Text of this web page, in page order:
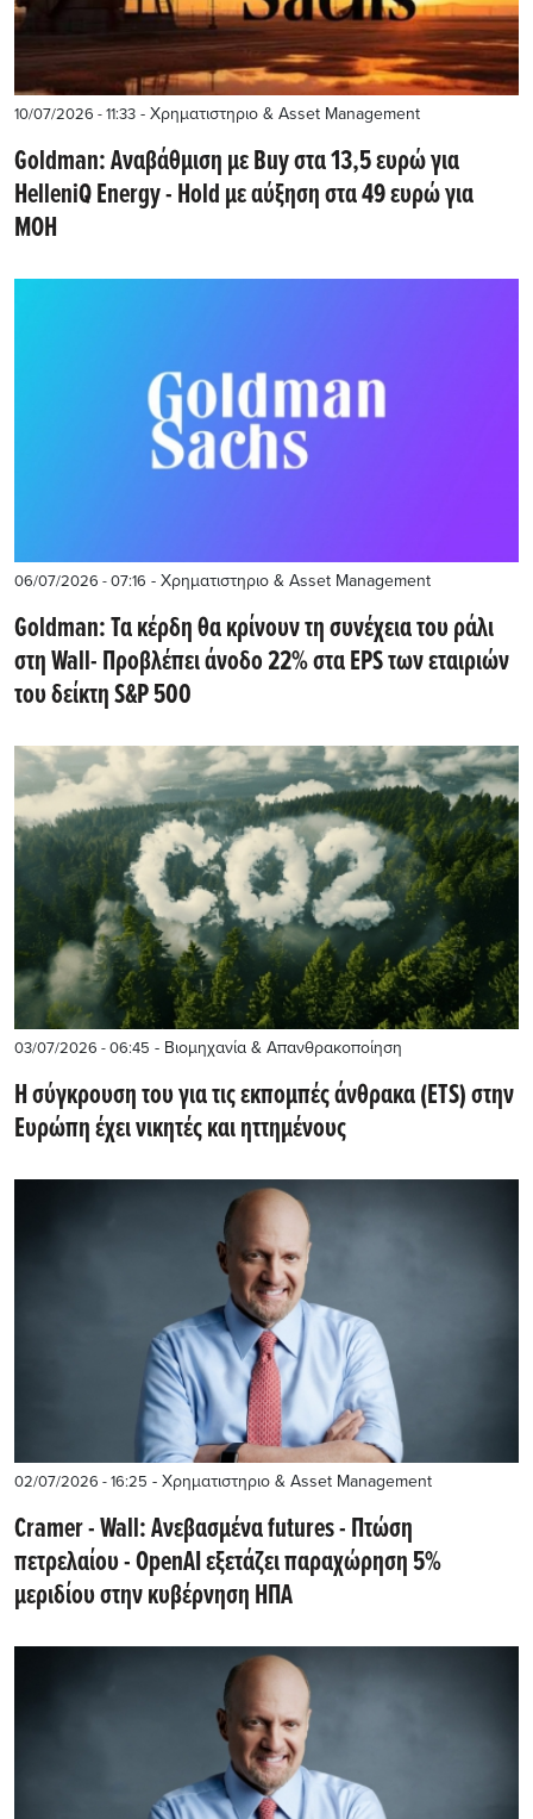
10/07/2026 - 11:33 - Χρηματιστηριο & Asset Management
Goldman: Αναβάθμιση με Buy στα 13,5 ευρώ για
HelleniQ Energy - Hold με αύξηση στα 49 ευρώ για
MOH
06/07/2026 - 07:16 - Χρηματιστηριο & Asset Management
Goldman: Τα κέρδη θα κρίνουν τη συνέχεια του ράλι
στη Wall- Προβλέπει άνοδο 22% στα EPS των εταιριών
του δείκτη S&P 500
03/07/2026 - 06:45 - Βιομηχανία & Απανθρακοποίηση
Η σύγκρουση του για τις εκπομπές άνθρακα (ETS) στην
Ευρώπη έχει νικητές και ηττημένους
02/07/2026 - 16:25 - Χρηματιστηριο & Asset Management
Cramer - Wall: Ανεβασμένα futures - Πτώση
πετρελαίου - OpenAI εξετάζει παραχώρηση 5%
μεριδίου στην κυβέρνηση ΗΠΑ